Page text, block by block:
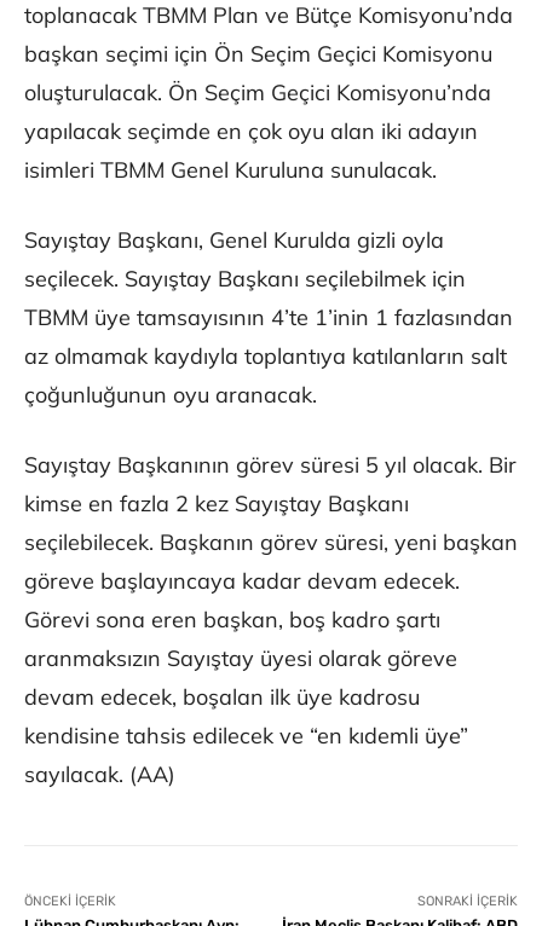
toplanacak TBMM Plan ve Bütçe Komisyonu’nda
başkan seçimi için Ön Seçim Geçici Komisyonu
oluşturulacak. Ön Seçim Geçici Komisyonu’nda
yapılacak seçimde en çok oyu alan iki adayın
isimleri TBMM Genel Kuruluna sunulacak.
Sayıştay Başkanı, Genel Kurulda gizli oyla
seçilecek. Sayıştay Başkanı seçilebilmek için
TBMM üye tamsayısının 4’te 1’inin 1 fazlasından
az olmamak kaydıyla toplantıya katılanların salt
çoğunluğunun oyu aranacak.
Sayıştay Başkanının görev süresi 5 yıl olacak. Bir
kimse en fazla 2 kez Sayıştay Başkanı
seçilebilecek. Başkanın görev süresi, yeni başkan
göreve başlayıncaya kadar devam edecek.
Görevi sona eren başkan, boş kadro şartı
aranmaksızın Sayıştay üyesi olarak göreve
devam edecek, boşalan ilk üye kadrosu
kendisine tahsis edilecek ve “en kıdemli üye”
sayılacak.​​​​​​​​​​​​​​ (AA)
ÖNCEKI İÇERIK SONRAKI İÇERIK